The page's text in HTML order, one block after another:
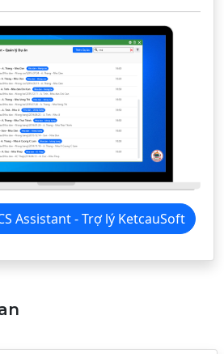
mềm KCS Assistant - Trợ lý KetcauSoft